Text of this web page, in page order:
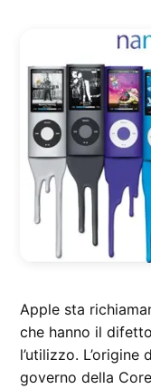
Apple sta
che hanno il
l’utilizzo.
governo della